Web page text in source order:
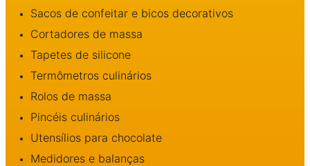
Sacos de confeitar e bicos decorativos
Cortadores de massa
Tapetes de silicone
Termômetros culinários
Rolos de massa
Pincéis culinários
Utensílios para chocolate
Medidores e balanças